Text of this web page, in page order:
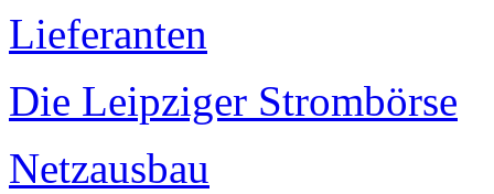
Lieferanten
Die Leipziger Strombörse
Netzausbau